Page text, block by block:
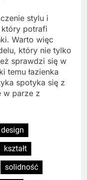
stylu i
który potrafi
Warto więc
który nie tylko
sprawdzi się w
temu łazienka
spotyka się z
w parze z
design
kształt
solidność